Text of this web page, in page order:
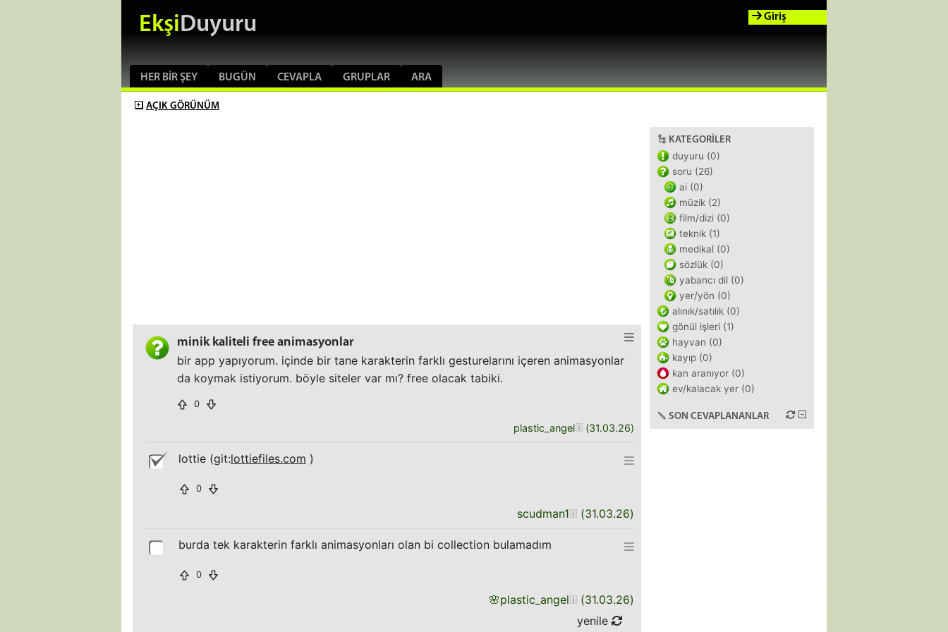
EkşiDuyuru
HER BIR ŞEY BUGÜN CEVAPLA GRUPLAR ARA
Giriş
AÇIK GÖRÜNÜM
minik kaliteli free animasyonlar
bir app yapıyorum. içinde bir tane karakterin farklı gesturelarını içeren animasyonlar
da koymak istiyorum. böyle siteler var mı? free olacak tabiki.
0
plastic_angel (31.03.26)
lottie (git:lottiefiles.com )
0
scudman1 (31.03.26)
burda tek karakterin farklı animasyonları olan bi collection bulamadım
0
🌸plastic_angel (31.03.26)
yenile
KATEGORILER
duyuru (0)
soru (26)
ai (0)
müzik (2)
film/dizi (0)
teknik (1)
medikal (0)
sözlük (0)
yabancı dil (0)
yer/yön (0)
alınık/satılık (0)
gönül işleri (1)
hayvan (0)
kayıp (0)
kan aranıyor (0)
ev/kalacak yer (0)
SON CEVAPLANANLAR